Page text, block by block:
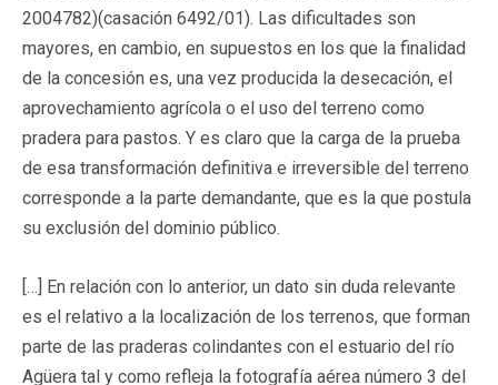
2004782)(casación 6492/01). Las dificultades son
mayores, en cambio, en supuestos en los que la finalidad
de la concesión es, una vez producida la desecación, el
aprovechamiento agrícola o el uso del terreno como
pradera para pastos. Y es claro que la carga de la prueba
de esa transformación definitiva e irreversible del terreno
corresponde a la parte demandante, que es la que postula
su exclusión del dominio público.
[…] En relación con lo anterior, un dato sin duda relevante
es el relativo a la localización de los terrenos, que forman
parte de las praderas colindantes con el estuario del río
Agüera tal y como refleja la fotografía aérea número 3 del